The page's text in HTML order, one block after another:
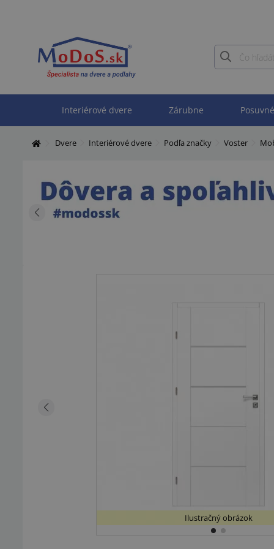
Interiérové dvere Zárubne
Dvere Interiérové dvere Podľa značky Voster
Ilustračný obrázok